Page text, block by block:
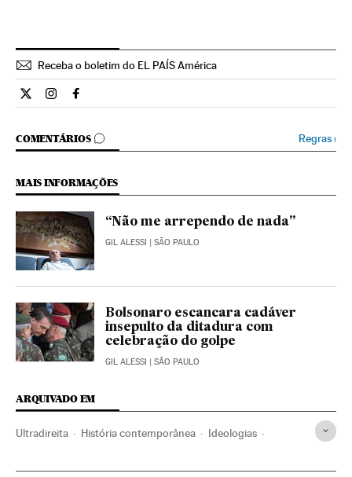
Receba o boletim do EL PAÍS América
Internacional El País Brasil en Twitter
Internacional El País Brasil en Instagram
Internacional El País Brasil en Facebook
COMENTÁRIOS
COMENTÁRIOS Regras›
MAIS INFORMAÇÕES
“Não me arrependo de nada”
GIL ALESSI | SÃO PAULO
Bolsonaro escancara cadáver
insepulto da ditadura com
celebração do golpe
GIL ALESSI | SÃO PAULO
ARQUIVADO EM
Ultradireita História contemporânea Ideologias